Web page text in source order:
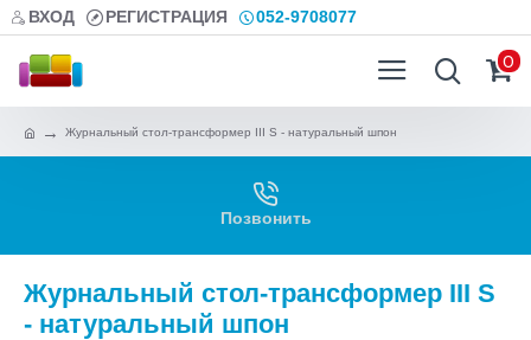
ВХОД РЕГИСТРАЦИЯ 052-9708077
0
Журнальный стол-трансформер III S - натуральный шпон
Позвонить
Журнальный стол-трансформер III S
- натуральный шпон